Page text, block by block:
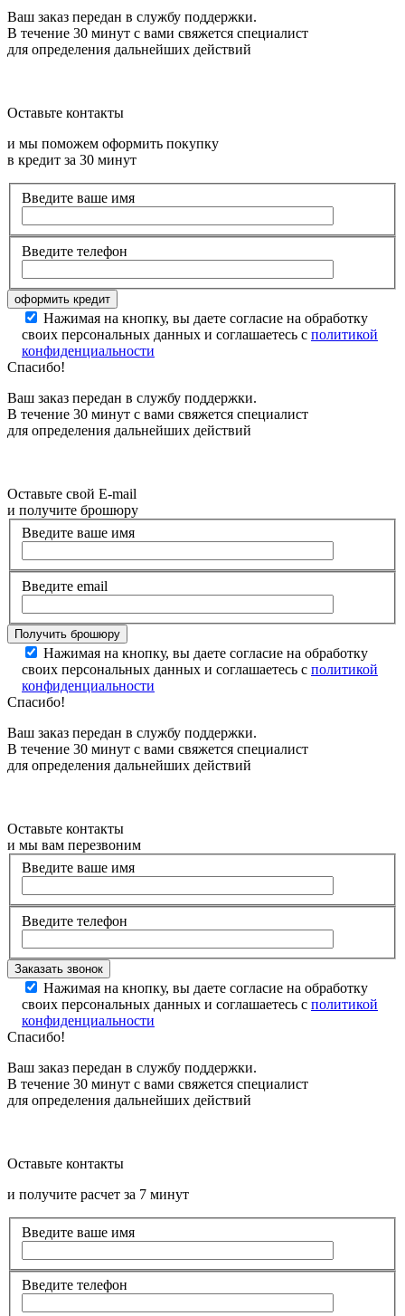
Ваш заказ передан в службу поддержки.
В течение 30 минут с вами свяжется специалист
для определения дальнейших действий
Оставьте контакты
и мы поможем оформить покупку
в кредит за 30 минут
Введите ваше имя
Введите телефон
Нажимая на кнопку, вы даете согласие на обработку
своих персональных данных и соглашаетесь с политикой
конфиденциальности
Спасибо!
Ваш заказ передан в службу поддержки.
В течение 30 минут с вами свяжется специалист
для определения дальнейших действий
Оставьте свой E-mail
и получите брошюру
Введите ваше имя
Введите email
Нажимая на кнопку, вы даете согласие на обработку
своих персональных данных и соглашаетесь с политикой
конфиденциальности
Спасибо!
Ваш заказ передан в службу поддержки.
В течение 30 минут с вами свяжется специалист
для определения дальнейших действий
Оставьте контакты
и мы вам перезвоним
Введите ваше имя
Введите телефон
Нажимая на кнопку, вы даете согласие на обработку
своих персональных данных и соглашаетесь с политикой
конфиденциальности
Спасибо!
Ваш заказ передан в службу поддержки.
В течение 30 минут с вами свяжется специалист
для определения дальнейших действий
Оставьте контакты
и получите расчет за 7 минут
Введите ваше имя
Введите телефон